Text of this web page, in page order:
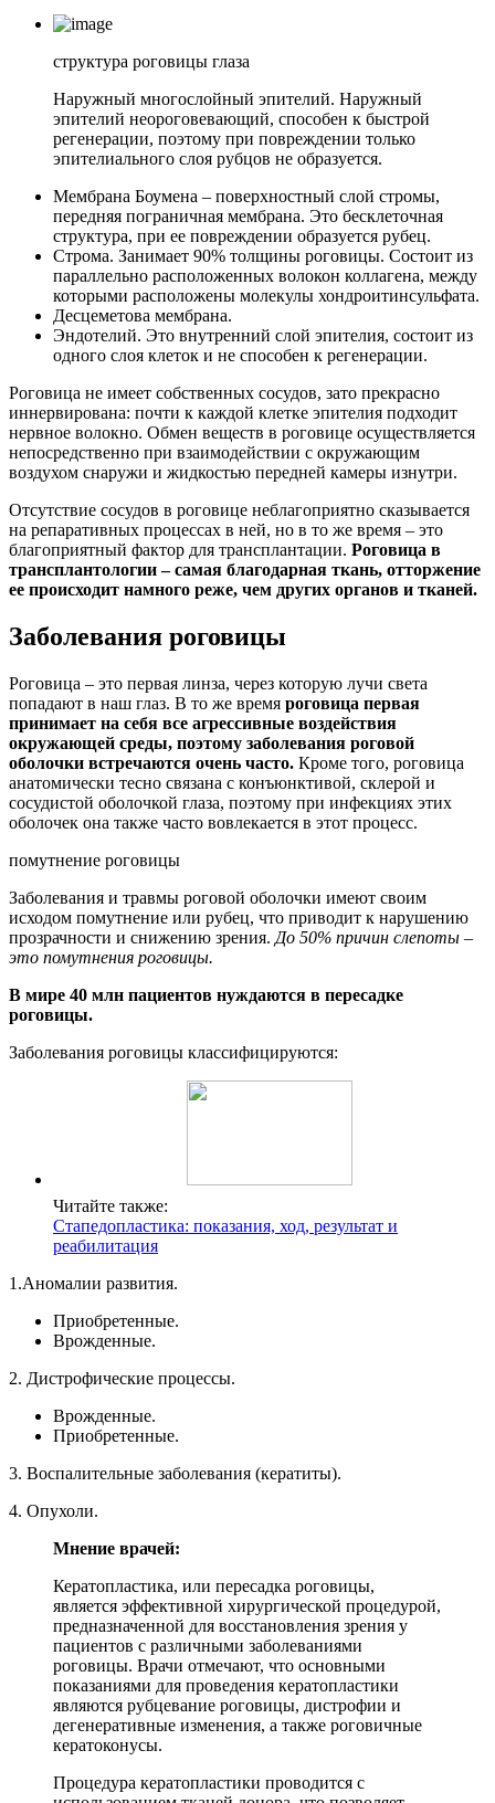
структура роговицы глаза
Наружный многослойный эпителий. Наружный
эпителий неороговевающий, способен к быстрой
регенерации, поэтому при повреждении только
эпителиального слоя рубцов не образуется.
Мембрана Боумена – поверхностный слой стромы,
передняя пограничная мембрана. Это бесклеточная
структура, при ее повреждении образуется рубец.
Строма. Занимает 90% толщины роговицы. Состоит из
параллельно расположенных волокон коллагена, между
которыми расположены молекулы хондроитинсульфата.
Десцеметова мембрана.
Эндотелий. Это внутренний слой эпителия, состоит из
одного слоя клеток и не способен к регенерации.
Роговица не имеет собственных сосудов, зато прекрасно
иннервирована: почти к каждой клетке эпителия подходит
нервное волокно. Обмен веществ в роговице осуществляется
непосредственно при взаимодействии с окружающим
воздухом снаружи и жидкостью передней камеры изнутри.
Отсутствие сосудов в роговице неблагоприятно сказывается
на репаративных процессах в ней, но в то же время – это
благоприятный фактор для трансплантации. Роговица в
трансплантологии – самая благодарная ткань, отторжение
ее происходит намного реже, чем других органов и тканей.
Заболевания роговицы
Роговица – это первая линза, через которую лучи света
попадают в наш глаз. В то же время роговица первая
принимает на себя все агрессивные воздействия
окружающей среды, поэтому заболевания роговой
оболочки встречаются очень часто. Кроме того, роговица
анатомически тесно связана с конъюнктивой, склерой и
сосудистой оболочкой глаза, поэтому при инфекциях этих
оболочек она также часто вовлекается в этот процесс.
помутнение роговицы
Заболевания и травмы роговой оболочки имеют своим
исходом помутнение или рубец, что приводит к нарушению
прозрачности и снижению зрения. До 50% причин слепоты –
это помутнения роговицы.
В мире 40 млн пациентов нуждаются в пересадке
роговицы.
Заболевания роговицы классифицируются:
Читайте также:
Стапедопластика: показания, ход, результат и
реабилитация
1.Аномалии развития.
Приобретенные.
Врожденные.
2. Дистрофические процессы.
Врожденные.
Приобретенные.
3. Воспалительные заболевания (кератиты).
4. Опухоли.
Мнение врачей:
Кератопластика, или пересадка роговицы,
является эффективной хирургической процедурой,
предназначенной для восстановления зрения у
пациентов с различными заболеваниями
роговицы. Врачи отмечают, что основными
показаниями для проведения кератопластики
являются рубцевание роговицы, дистрофии и
дегенеративные изменения, а также роговичные
кератоконусы.
Процедура кератопластики проводится с